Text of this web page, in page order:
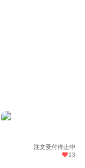
注文受付停止中
13